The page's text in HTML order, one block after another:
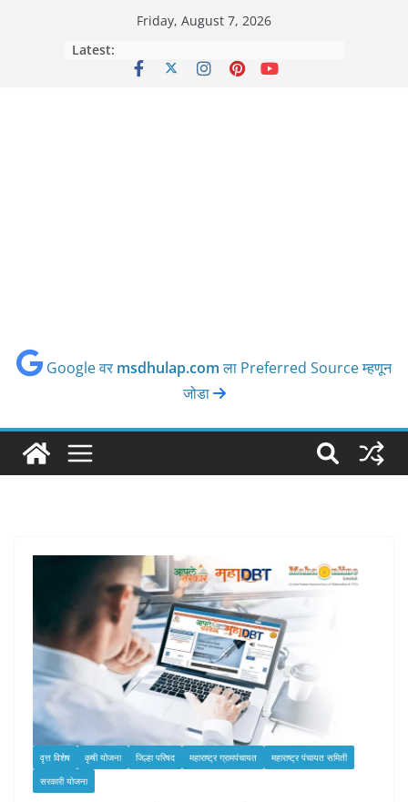
Friday, August 7, 2026
Latest:
Google वर msdhulap.comला Preferred Source म्हणून
जोडा
वृत्त विशेष कृषी योजना जिल्हा परिषद महाराष्ट्र ग्रामपंचायत
महाराष्ट्र पंचायत समिती
सरकारी योजना